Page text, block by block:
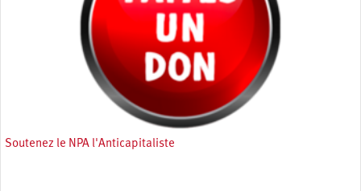
Soutenez le NPA l'Anticapitaliste